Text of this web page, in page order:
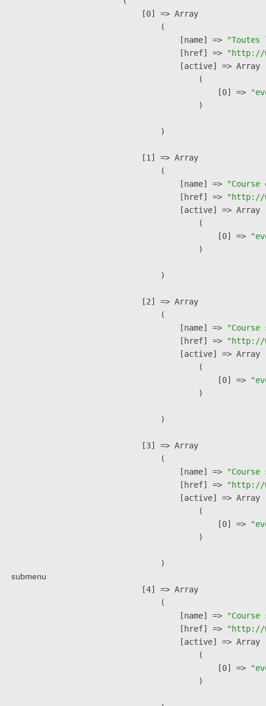
submenu
    [0] => Array
        (
            [name] =>
            [href] =>
"http://
            [active] => Array
                (
                    [0] =>
                )
        )
    [1] => Array
        (
            [name] =>
            [href] =>
"http://
            [active] => Array
                (
                    [0] =>
                )
        )
    [2] => Array
        (
            [name] =>
            [href] =>
"http://
            [active] => Array
                (
                    [0] =>
                )
        )
    [3] => Array
        (
            [name] =>
            [href] =>
"http://
            [active] => Array
                (
                    [0] =>
                )
        )
    [4] => Array
        (
            [name] =>
            [href] =>
"http://
            [active] => Array
                (
                    [0] =>
                )